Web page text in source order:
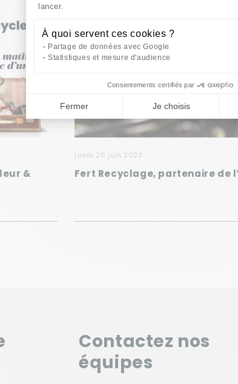
&
lundi 26 juin 2023
Fert Recyclage, partenaire de
Contactez nos
équipes
lancer.
À quoi servent ces cookies ?
Partage de données avec Google
Statistiques et mesure d'audience
Consentements certifiés par
Fermer Je choisis